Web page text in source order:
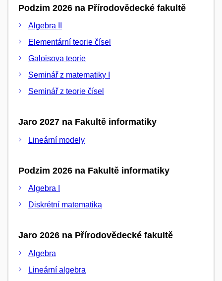
Podzim 2026 na Přírodovědecké fakultě
Algebra II
Elementární teorie čísel
Galoisova teorie
Seminář z matematiky I
Seminář z teorie čísel
Jaro 2027 na Fakultě informatiky
Lineární modely
Podzim 2026 na Fakultě informatiky
Algebra I
Diskrétní matematika
Jaro 2026 na Přírodovědecké fakultě
Algebra
Lineární algebra